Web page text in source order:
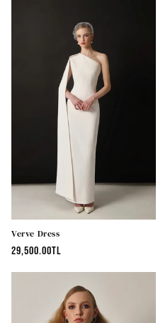
Verve Dress
Normal
29,500.00TL